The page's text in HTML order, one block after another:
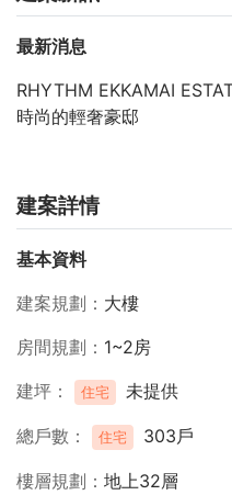
最新消息
RHYTHM EKKAMAI
時尚的輕奢豪邸
建案詳情
基本資料
建案規劃
大樓
房間規劃
1~2房
建坪
住宅 未提供
總戶數 住宅 303戶
樓層規劃 地上32層